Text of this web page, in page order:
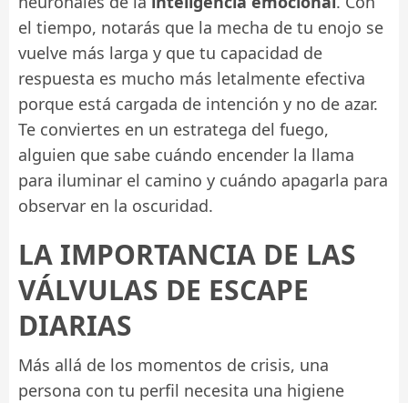
el tiempo, notarás que la mecha de tu enojo se
vuelve más larga y que tu capacidad de
respuesta es mucho más letalmente efectiva
porque está cargada de intención y no de azar.
Te conviertes en un estratega del fuego,
alguien que sabe cuándo encender la llama
para iluminar el camino y cuándo apagarla para
observar en la oscuridad.
LA IMPORTANCIA DE LAS
VÁLVULAS DE ESCAPE
DIARIAS
Más allá de los momentos de crisis, una
persona con tu perfil necesita una higiene